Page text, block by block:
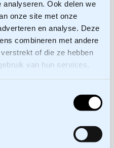
Ook delen we
onze site met onze
en analyse. Deze
combineren met andere
of die ze hebben
van hun services.
Zijst